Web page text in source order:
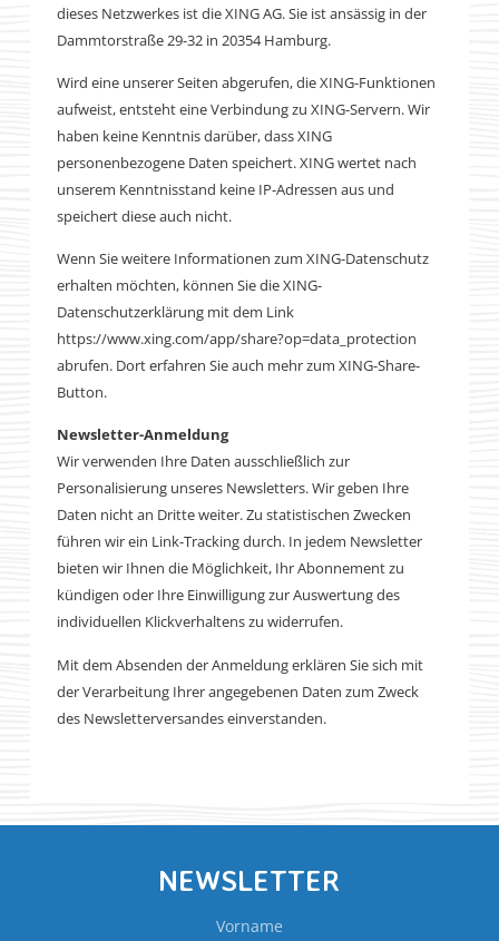
dieses Netzwerkes ist die XING AG. Sie ist ansässig in der
Dammtorstraße 29-32 in 20354 Hamburg.
Wird eine unserer Seiten abgerufen, die XING-Funktionen
aufweist, entsteht eine Verbindung zu XING-Servern. Wir
haben keine Kenntnis darüber, dass XING
personenbezogene Daten speichert. XING wertet nach
unserem Kenntnisstand keine IP-Adressen aus und
speichert diese auch nicht.
Wenn Sie weitere Informationen zum XING-Datenschutz
erhalten möchten, können Sie die XING-
Datenschutzerklärung mit dem Link
https://www.xing.com/app/share?op=data_protection
abrufen. Dort erfahren Sie auch mehr zum XING-Share-
Button.
Newsletter-Anmeldung
Wir verwenden Ihre Daten ausschließlich zur
Personalisierung unseres Newsletters. Wir geben Ihre
Daten nicht an Dritte weiter. Zu statistischen Zwecken
führen wir ein Link-Tracking durch. In jedem Newsletter
bieten wir Ihnen die Möglichkeit, Ihr Abonnement zu
kündigen oder Ihre Einwilligung zur Auswertung des
individuellen Klickverhaltens zu widerrufen.
Mit dem Absenden der Anmeldung erklären Sie sich mit
der Verarbeitung Ihrer angegebenen Daten zum Zweck
des Newsletterversandes einverstanden.
NEWSLETTER
Vorname